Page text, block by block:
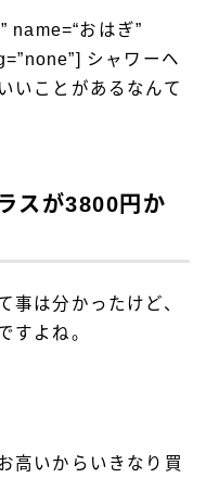
おはぎ”
シャワーヘ
いことがあるなんて
スが3800円か
事は分かったけど、
すよね。
高いからいきなり買